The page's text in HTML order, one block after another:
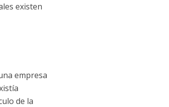
existen
empresa
de la